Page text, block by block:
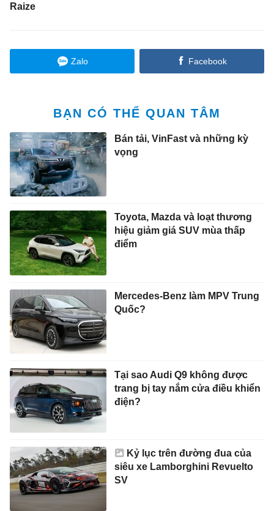
Raize
Zalo Facebook
BẠN CÓ THỂ QUAN TÂM
Bán tải, VinFast và những kỳ
vọng
Toyota, Mazda và loạt thương
hiệu giảm giá SUV mùa thấp
điểm
Mercedes-Benz làm MPV Trung
Quốc?
Tại sao Audi Q9 không được
trang bị tay nắm cửa điều khiển
điện?
Kỷ lục trên đường đua của
siêu xe Lamborghini Revuelto
SV